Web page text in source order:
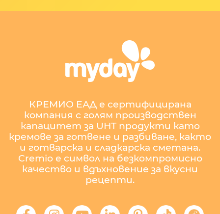
КРЕМИО ЕАД е сертифицирана
компания с голям производствен
капацитет за UHT продукти като
кремове за готвене и разбиване, както
и готварска и сладкарска сметана.
Cremio е символ на безкомпромисно
качество и вдъхновение за вкусни
рецепти.